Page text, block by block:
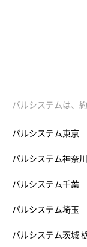
パルシステムは、
パルシステム東京
パルシステム神奈川
パルシステム千葉
パルシステム埼玉
パルシステム茨城